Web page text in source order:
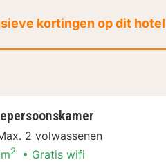
kortingen op dit
2 volwassenen
2 Gratis wifi